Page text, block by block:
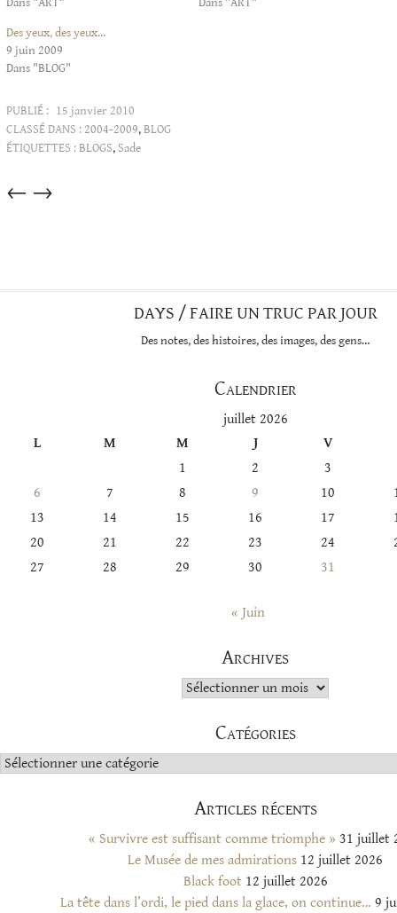
Dans "ART"
Dans "ART"
Des yeux, des yeux…
9 juin 2009
Dans "BLOG"
PUBLIÉ : 15 janvier 2010
CLASSÉ DANS : 2004-2009,BLOG
ÉTIQUETTES :BLOGS, Sade
Articles
→
←
DAYS / FAIRE UN TRUC PAR JOUR
Des notes, des histoires, des images, des gens…
Calendrier
juillet 2026
L
M M J
V
1
2
3
6
7 8 9 10
13
14 15 16 17
20
21 22 23 24
27
28 29 30 31
« Juin
Archives
Archives
Catégories
Catégories
Articles récents
« Survivre est suffisant comme triomphe » 31 juillet
Le Musée de mes admirations 12 juillet 2026
Black foot 12 juillet 2026
La tête dans l’ordi, le pied dans la glace, on continue… 9